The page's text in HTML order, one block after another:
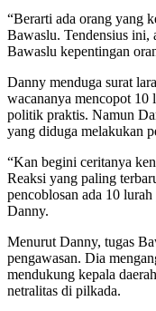
“Berarti ada orang yang
Bawaslu. Tendensius ini,
Bawaslu kepentingan
Danny menduga surat
wacananya mencopot 10
politik praktis. Namun
yang diduga melakukan
“Kan begini ceritanya
Reaksi yang paling
pencoblosan ada 10
Danny.
Menurut Danny, tugas
pengawasan. Dia
mendukung kepala
netralitas di pilkada.